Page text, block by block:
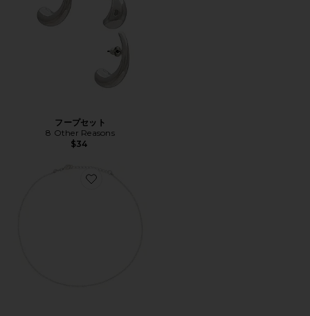
フープセット
8 Other Reasons
$34
Favorite ネックレス